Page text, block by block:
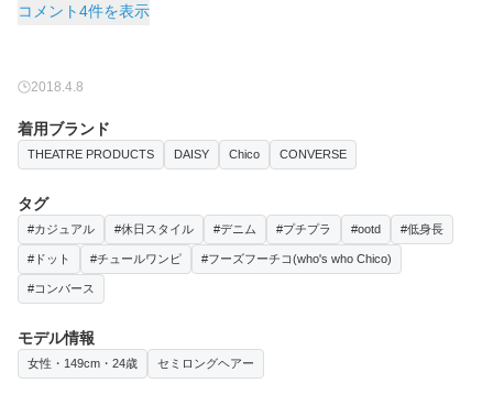
コメント4件を表示
2018.4.8
着用ブランド
THEATRE PRODUCTS DAISY Chico CONVERSE
タグ
#カジュアル #休日スタイル #デニム #プチプラ #ootd #低身長
#ドット #チュールワンピ #フーズフーチコ(who's who Chico)
#コンバース
モデル情報
女性・149cm・24歳 セミロングヘアー